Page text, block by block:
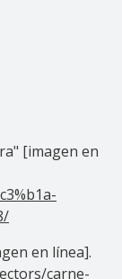
[imagen en
en línea].
carne-